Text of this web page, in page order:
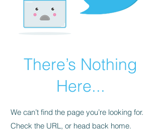
There’s Nothing
Here...
We can’t find the page you’re looking for.
Check the URL, or head back home.